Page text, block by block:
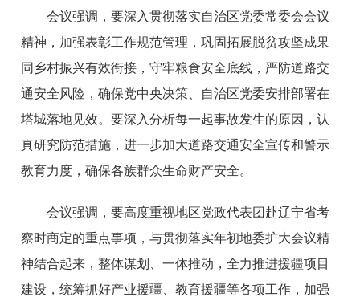
会议强调，要深入贯彻落实自治区党委常委会会议
精神，加强表彰工作规范管理，巩固拓展脱贫攻坚成果
同乡村振兴有效衔接，守牢粮食安全底线，严防道路交
通安全风险，确保党中央决策、自治区党委安排部署在
塔城落地见效。要深入分析每一起事故发生的原因，认
真研究防范措施，进一步加大道路交通安全宣传和警示
教育力度，确保各族群众生命财产安全。
会议强调，要高度重视地区党政代表团赴辽宁省考
察时商定的重点事项，与贯彻落实年初地委扩大会议精
神结合起来，整体谋划、一体推动，全力推进援疆项目
建设，统筹抓好产业援疆、教育援疆等各项工作，加强